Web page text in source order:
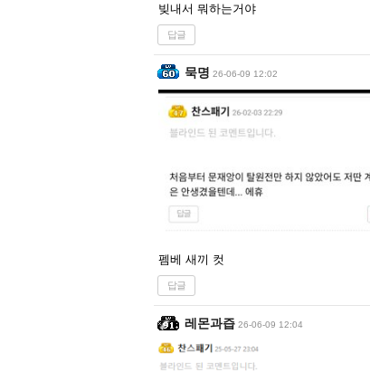
빚내서 뭐하는거야
답글
묵명 26-06-09 12:02
펨베 새끼 컷
답글
레몬과즙 26-06-09 12:04